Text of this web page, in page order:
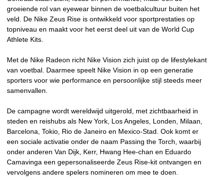
groeiende rol van eyewear binnen de voetbalcultuur buiten het
veld. De Nike Zeus Rise is ontwikkeld voor sportprestaties op
topniveau en maakt voor het eerst deel uit van de World Cup
Athlete Kits.
Met de Nike Radeon richt Nike Vision zich juist op de lifestylekant
van voetbal. Daarmee speelt Nike Vision in op een generatie
sporters voor wie performance en persoonlijke stijl steeds meer
samenvallen.
De campagne wordt wereldwijd uitgerold, met zichtbaarheid in
steden en reishubs als New York, Los Angeles, Londen, Milaan,
Barcelona, Tokio, Rio de Janeiro en Mexico-Stad. Ook komt er
een sociale activatie onder de naam Passing the Torch, waarbij
onder anderen Van Dijk, Kerr, Hwang Hee-chan en Eduardo
Camavinga een gepersonaliseerde Zeus Rise-kit ontvangen en
vervolgens andere spelers nomineren om mee te doen.